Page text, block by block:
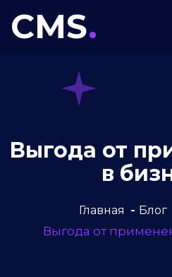
CMS.
Выгода от
в
Главная Блог
Выгода от